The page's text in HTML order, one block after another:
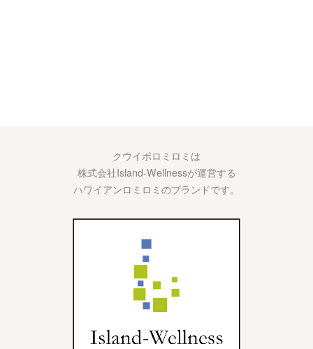
クウイポロミロミは
株式会社Island-Wellnessが運営する
ハワイアンロミロミのブランドです。